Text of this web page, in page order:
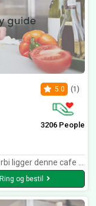
5.0 (1)
3206 People
super oplevelse, jeg kan varmt anbefale andre. I bund og grund en meget god oplevelse. Prisen er også meget fornuftig.
Ring og bestil